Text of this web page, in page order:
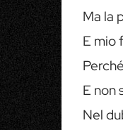
Ma la
E mio
E non
Nel